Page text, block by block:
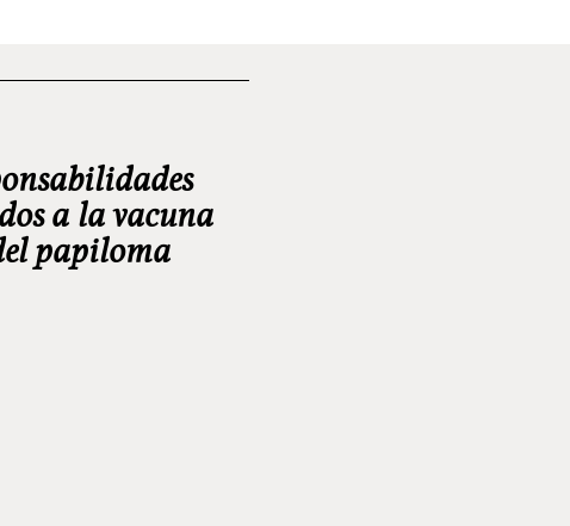
a la vacuna
papiloma